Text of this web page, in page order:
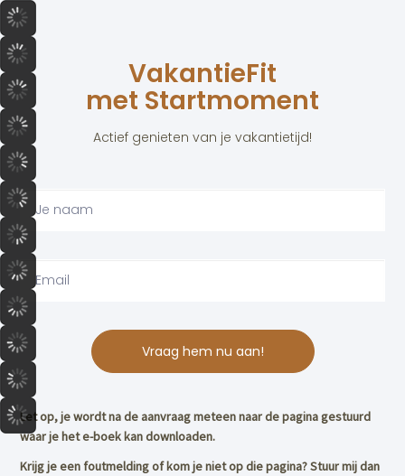
VakantieFit
met Startmoment
Actief genieten van je vakantietijd!
Vraag hem nu aan!
Let op, je wordt na de aanvraag meteen naar de pagina gestuurd
waar je het e-boek kan downloaden.
Krijg je een foutmelding of kom je niet op die pagina? Stuur mij dan